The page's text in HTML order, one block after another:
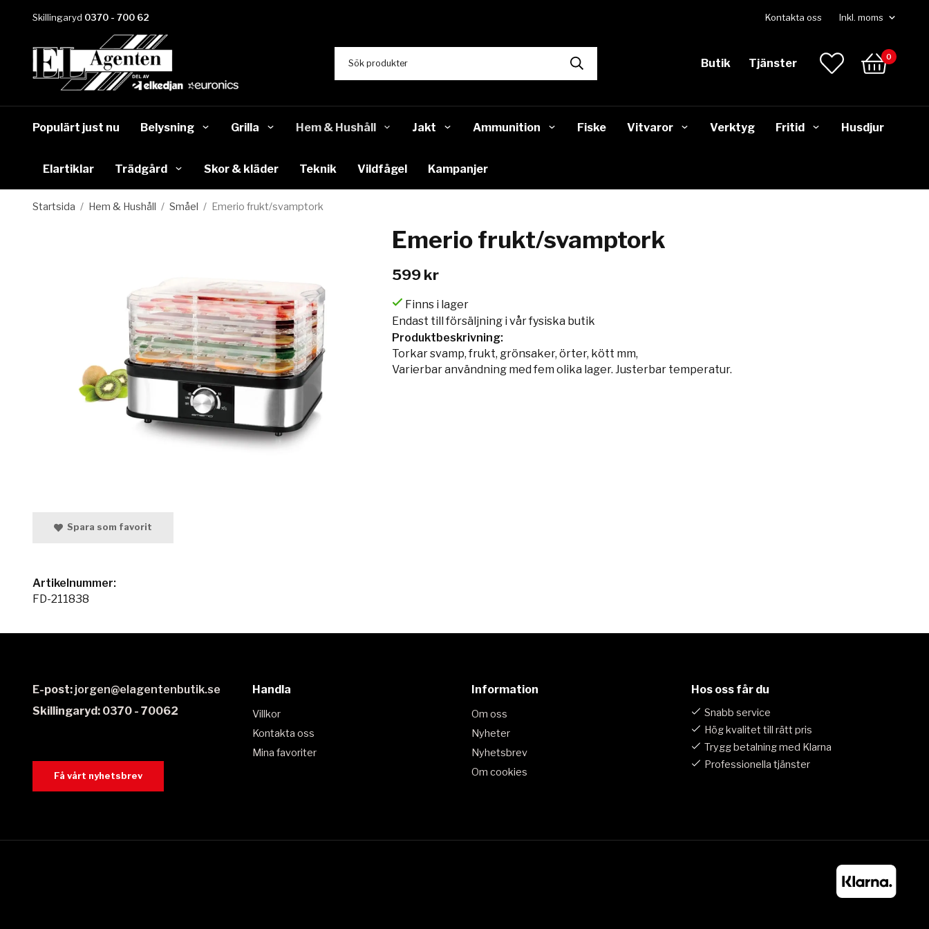
Skillingaryd 0370 - 700 62 Kontakta oss
Butik Tjänster
0
Populärt just nu Belysning Grilla Hem & Hushåll Jakt Ammunition Fiske Vitvaror Verktyg Fritid Husdjur
Elartiklar Trädgård Skor & kläder Teknik Vildfågel Kampanjer
Startsida / Hem & Hushåll / Småel / Emerio frukt/svamptork
Emerio frukt/svamptork
599 kr
Finns i lager
Endast till försäljning i vår fysiska butik
Produktbeskrivning:
Torkar svamp, frukt, grönsaker, örter, kött mm,
Varierbar användning med fem olika lager. Justerbar temperatur.
Spara som favorit
Artikelnummer:
FD-211838
E-post: jorgen@elagentenbutik.se
Skillingaryd: 0370 - 70062
Få vårt nyhetsbrev
Handla
Villkor
Kontakta oss
Mina favoriter
Information
Om oss
Nyheter
Nyhetsbrev
Om cookies
Hos oss får du
Snabb service
Hög kvalitet till rätt pris
Trygg betalning med Klarna
Professionella tjänster